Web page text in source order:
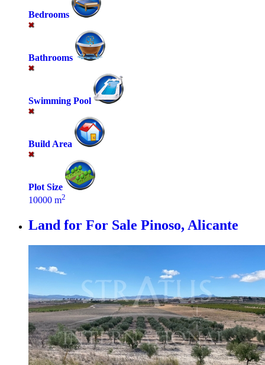
Bedrooms
Bathrooms
Swimming Pool
Build Area
Plot Size
10000 m2
Land for For Sale Pinoso, Alicante